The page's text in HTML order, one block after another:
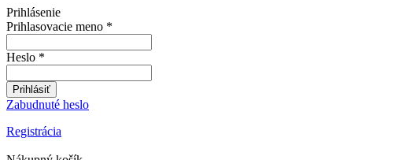
Prihlásenie
Prihlasovacie meno *
Heslo *
Prihlásiť
Zabudnuté heslo
Registrácia